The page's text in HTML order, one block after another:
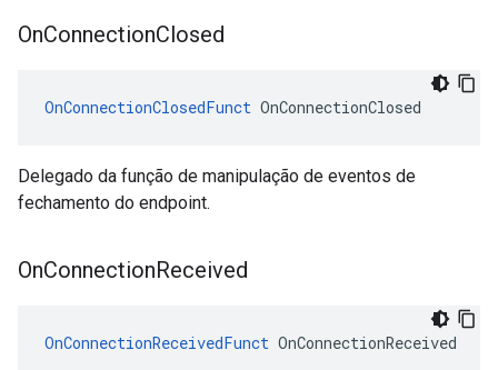
OnConnectionClosed
OnConnectionClosedFunct OnConnectionClosed
Delegado da função de manipulação de eventos de
fechamento do endpoint.
OnConnectionReceived
OnConnectionReceivedFunct OnConnectionReceived